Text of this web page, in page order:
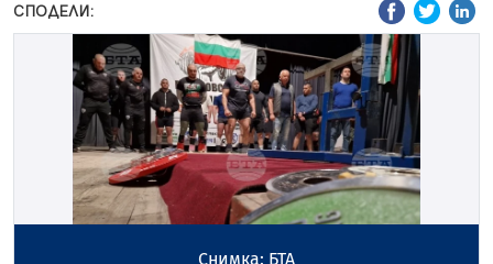
СПОДЕЛИ:
Снимка: БТА